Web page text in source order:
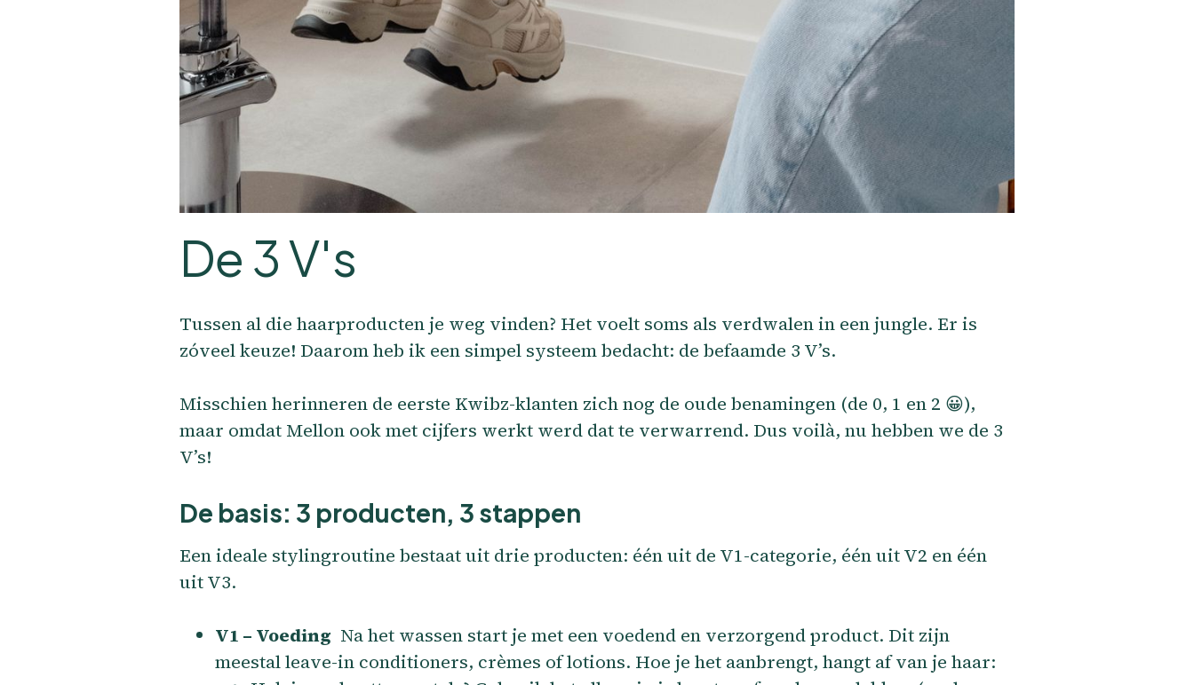
De 3 V's
Tussen al die haarproducten je weg vinden? Het voelt soms als verdwalen in een jungle. Er is
zóveel keuze! Daarom heb ik een simpel systeem bedacht: de befaamde 3 V’s.
Misschien herinneren de eerste Kwibz-klanten zich nog de oude benamingen (de 0, 1 en 2 😀),
maar omdat Mellon ook met cijfers werkt werd dat te verwarrend. Dus voilà, nu hebben we de 3
V’s!
De basis: 3 producten, 3 stappen
Een ideale stylingroutine bestaat uit drie producten: één uit de V1-categorie, één uit V2 en één
uit V3.
V1 – Voeding Na het wassen start je met een voedend en verzorgend product. Dit zijn
meestal leave-in conditioners, crèmes of lotions. Hoe je het aanbrengt, hangt af van je haar: